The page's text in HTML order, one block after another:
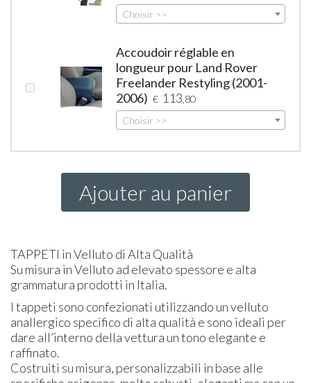
Choisir >>
Accoudoir réglable en
longueur pour Land Rover
Freelander Restyling (2001-
2006) € 113 ,80
Choisir >>
Ajouter au panier
TAPPETI in Velluto di Alta Qualità
Su misura in Velluto ad elevato spessore e alta
grammatura prodotti in Italia.
I tappeti sono confezionati utilizzando un velluto
anallergico specifico di alta qualità e sono ideali per
dare all’interno della vettura un tono elegante e
raffinato.
Costruiti su misura, personalizzabili in base alle